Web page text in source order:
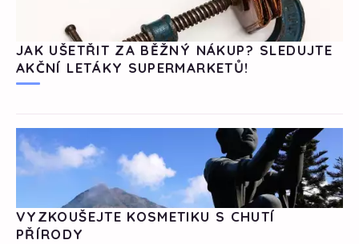
JAK UŠETŘIT ZA BĚŽNÝ NÁKUP? SLEDUJTE
AKČNÍ LETÁKY SUPERMARKETŮ!
VYZKOUŠEJTE KOSMETIKU S CHUTÍ
PŘÍRODY